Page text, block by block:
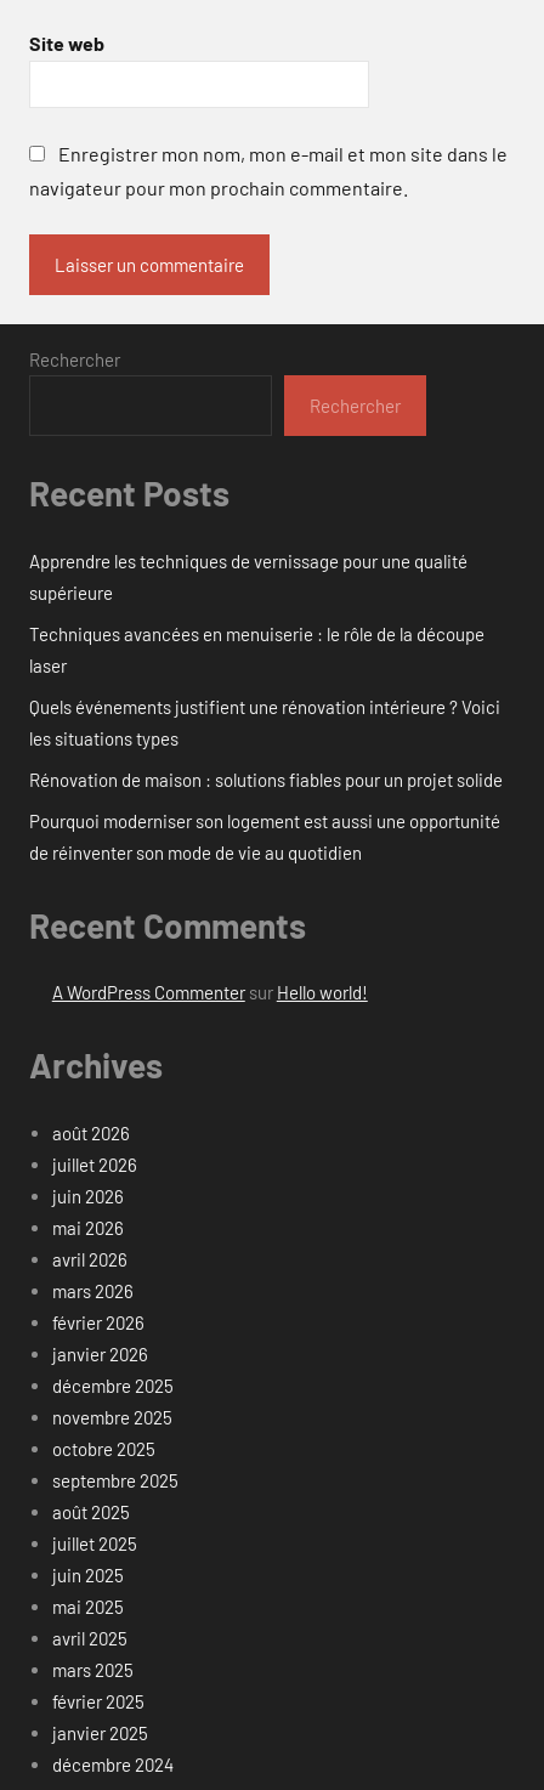
Site web
Enregistrer mon nom, mon e-mail et mon site dans le
navigateur pour mon prochain commentaire.
Rechercher
Rechercher
Recent Posts
Apprendre les techniques de vernissage pour une qualité
supérieure
Techniques avancées en menuiserie : le rôle de la découpe
laser
Quels événements justifient une rénovation intérieure ? Voici
les situations types
Rénovation de maison : solutions fiables pour un projet solide
Pourquoi moderniser son logement est aussi une opportunité
de réinventer son mode de vie au quotidien
Recent Comments
A WordPress Commentersur Hello world!
Archives
août 2026
juillet 2026
juin 2026
mai 2026
avril 2026
mars 2026
février 2026
janvier 2026
décembre 2025
novembre 2025
octobre 2025
septembre 2025
août 2025
juillet 2025
juin 2025
mai 2025
avril 2025
mars 2025
février 2025
janvier 2025
décembre 2024